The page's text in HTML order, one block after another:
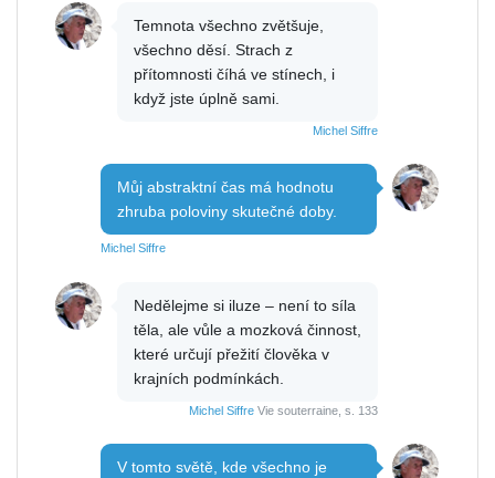
Temnota všechno zvětšuje,
všechno děsí. Strach z
přítomnosti číhá ve stínech, i
když jste úplně sami.
Michel Siffre
Můj abstraktní čas má hodnotu
zhruba poloviny skutečné doby.
Michel Siffre
Nedělejme si iluze – není to síla
těla, ale vůle a mozková činnost,
které určují přežití člověka v
krajních podmínkách.
Michel Siffre Vie souterraine, s. 133
V tomto světě, kde všechno je